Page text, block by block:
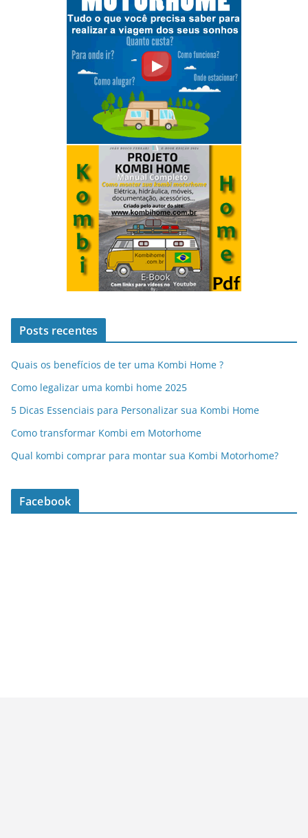
Posts recentes
Quais os benefícios de ter uma Kombi Home ?
Como legalizar uma kombi home 2025
5 Dicas Essenciais para Personalizar sua Kombi Home
Como transformar Kombi em Motorhome
Qual kombi comprar para montar sua Kombi Motorhome?
Facebook